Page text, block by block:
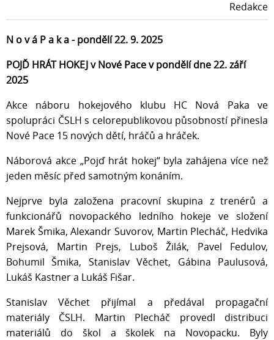
Redakce
N o v á P a k a - pondělí 22. 9. 2025
POJĎ HRÁT HOKEJ v Nové Pace v pondělí dne 22. září
2025
Akce náboru hokejového klubu HC Nová Paka ve
spolupráci ČSLH s celorepublikovou působností přinesla
Nové Pace 15 nových dětí, hráčů a hráček.
Náborová akce „Pojď hrát hokej“ byla zahájena více než
jeden měsíc před samotným konáním.
Nejprve byla založena pracovní skupina z trenérů a
funkcionářů novopackého ledního hokeje ve složení
Marek Šmika, Alexandr Suvorov, Martin Plecháč, Hedvika
Prejsová, Martin Prejs, Luboš Žilák, Pavel Fedulov,
Bohumil Šmika, Stanislav Věchet, Gábina Paulusová,
Lukáš Kastner a Lukáš Fišar.
Stanislav Věchet přijímal a předával propagační
materiály ČSLH. Martin Plecháč provedl distribuci
materiálů do škol a školek na Novopacku. Byly